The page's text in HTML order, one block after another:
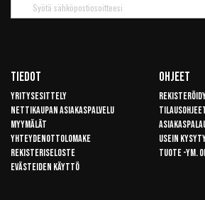
uutiskirje
Tiedot
Yritysesittely
Nettikaupan asiakaspalvelu
Myymälät
Yhteydenottolomake
Rekisteriseloste
Evästeiden käyttö
Ohjeet
Usein
Tuote -ym.